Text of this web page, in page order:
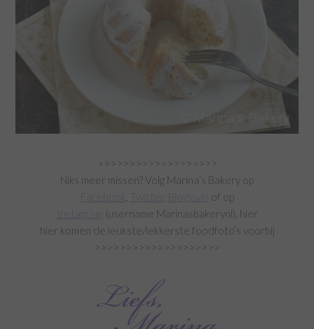
>>>>>>>>>>>>>>>>>>>
Niks meer missen? Volg Marina’s Bakery op
Bloglovin
of op
Instagram
(username Marinasbakerynl), hier
hier komen de leukste/lekkerste foodfoto’s voorbij
>>>>>>>>>>>>>>>>>>>>